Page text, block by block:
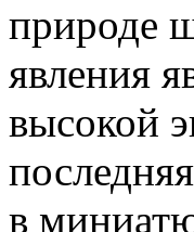
природе
явления
высокой
в